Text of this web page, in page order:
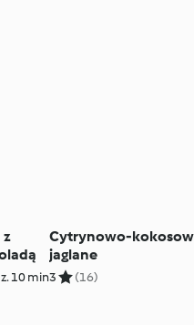
z
10 min
Cytrynowo-
jaglane
3 (16)